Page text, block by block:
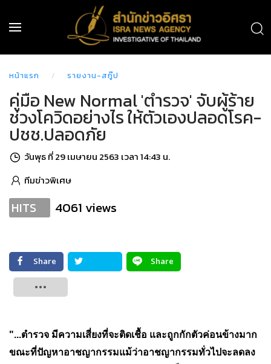
หน้าแรก รายงาน-สกู๊ป
คู่มือ New Normal 'ตำรวจ' จับผู้ร้าย
ช่วงโควิดอย่างไร ให้ตัวเองปลอดโรค-
ปชช.ปลอดภัย
วันพุธ ที่ 29 เมษายน 2563 เวลา 14:43 น.
ทีมข่าวพิเศษ
HITS 4061 views
Share
Share
"...ตำรวจ มีความเสี่ยงที่จะติดเชื้อ และถูกกักตัวค่อนข้างมาก
ขณะที่ปัญหาอาชญากรรมแม้ว่าอาชญากรรมทั่วไปจะลดลง